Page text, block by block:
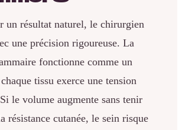
un résultat naturel, le chirurgien
une précision rigoureuse. La
fonctionne comme un
tissu exerce une tension
le volume augmente sans tenir
résistance cutanée, le sein risque